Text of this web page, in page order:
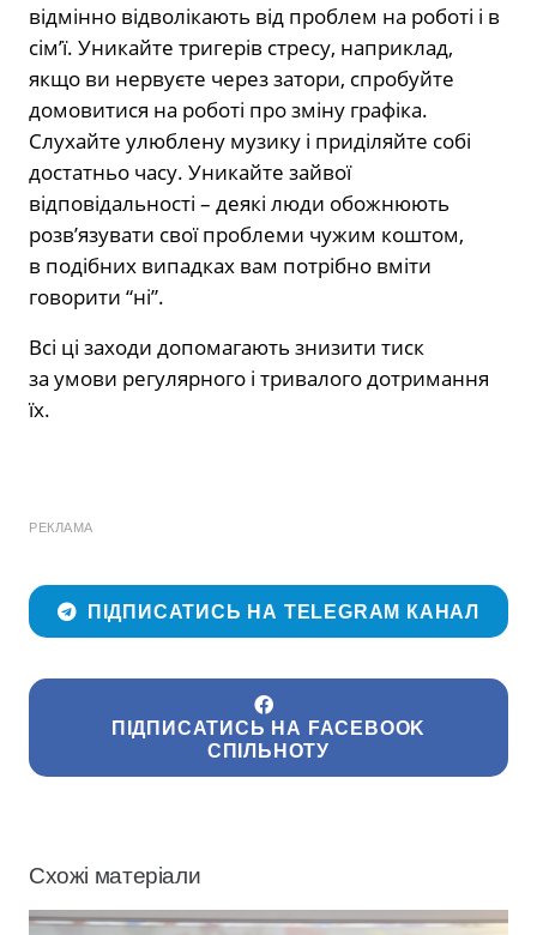
відмінно відволікають від проблем на роботі і в
сім’ї. Уникайте тригерів стресу, наприклад,
якщо ви нервуєте через затори, спробуйте
домовитися на роботі про зміну графіка.
Слухайте улюблену музику і приділяйте собі
достатньо часу. Уникайте зайвої
відповідальності – деякі люди обожнюють
розв’язувати свої проблеми чужим коштом,
в подібних випадках вам потрібно вміти
говорити “ні”.
Всі ці заходи допомагають знизити тиск
за умови регулярного і тривалого дотримання
їх.
РЕКЛАМА
ПІДПИСАТИСЬ НА TELEGRAM КАНАЛ
ПІДПИСАТИСЬ НА FACEBOOK
СПІЛЬНОТУ
Схожі матеріали